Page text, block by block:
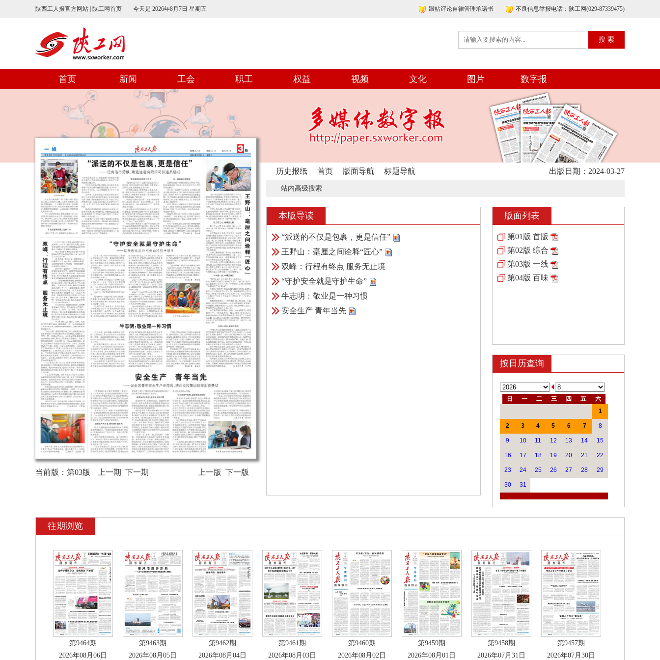
陕西工人报官方网站 | 陕工网首页 今天是 2026年8月7日 星期五 跟帖评论自律管理承诺书 不良信息举报电话：陕工网(029-87339475)
首页 新闻 工会 职工 权益 视频 文化 图片 数字报
当前版： 第03版 上一期 下一期 上一版 下一版
历史报纸 首页 版面导航 标题导航 出版日期：2024-03-27
站内高级搜索
本版导读
“派送的不仅是包裹，更是信任”
王野山：毫厘之间诠释“匠心”
双峰：行程有终点 服务无止境
“守护安全就是守护生命”
牛志明：敬业是一种习惯
安全生产 青年当先
版面列表
第01版 首版
第02版 综合
第03版 一线
第04版 百味
按日历查询
日 一 二 三 四 五
六
1
2 3 4 5 6 7 8
9 10 11 12 13 14 15
16 17 18 19 20 21 22
23 24 25 26 27 28 29
30 31
往期浏览
第9464期
2026年08月06日
第9463期
2026年08月05日
第9462期
2026年08月04日
第9461期
2026年08月03日
第9460期
2026年08月02日
第9459期
2026年08月01日
第9458期
2026年07月31日
第9457期
2026年07月30日